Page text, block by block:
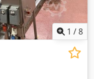
1 /8